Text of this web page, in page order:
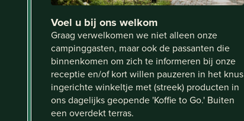
Voel u bij ons welkom
Graag verwelkomen we niet alleen onze
campinggasten, maar ook de passanten die
binnenkomen om zich te informeren bij onze
receptie en/of kort willen pauzeren in het knus
ingerichte winkeltje met (streek) producten in
ons dagelijks geopende 'Koffie to Go.' Buiten
een overdekt terras.